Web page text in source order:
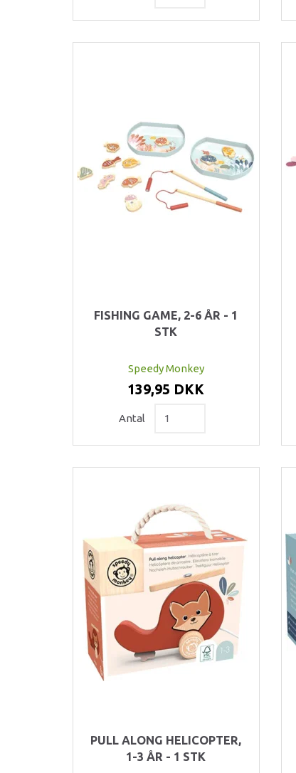
FISHING GAME, 2-6 ÅR - 1
STK
Speedy Monkey
139,95 DKK
Antal
PULL ALONG HELICOPTER,
1-3 ÅR - 1 STK